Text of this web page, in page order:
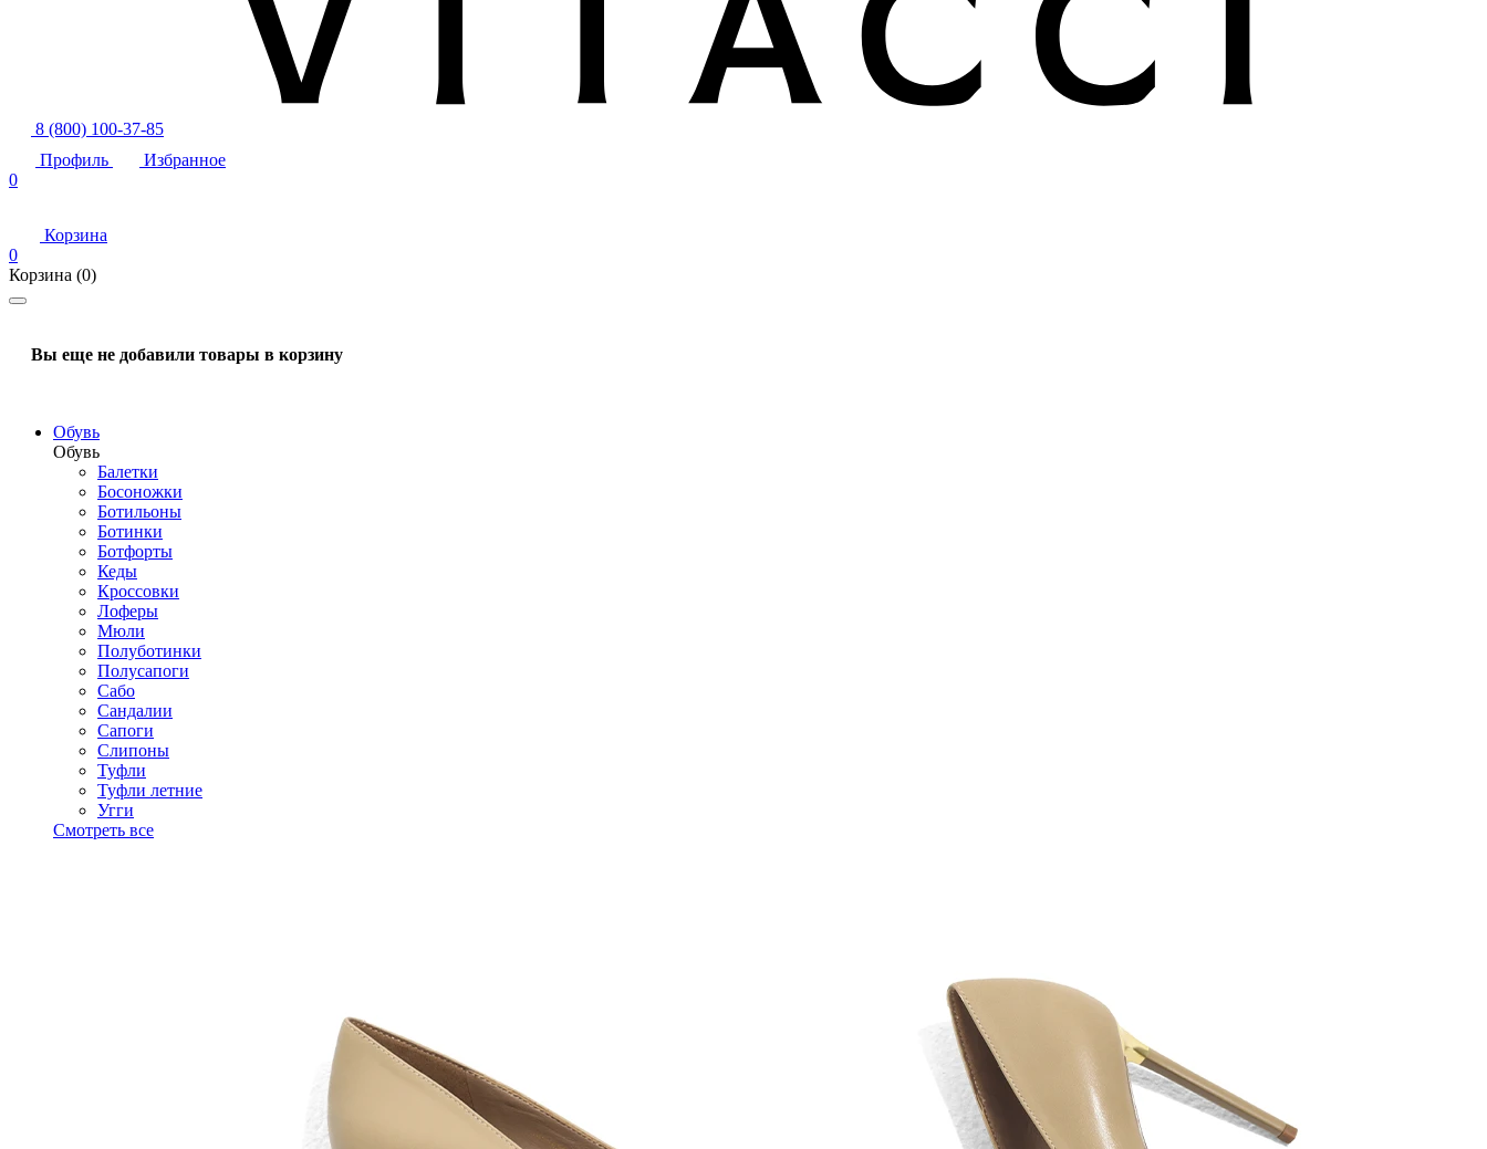
8 (800) 100-37-85
Профиль
Избранное
0
Корзина
0
Корзина (0)
Вы еще не добавили товары в корзину
Обувь
Обувь
Балетки
Босоножки
Ботильоны
Ботинки
Ботфорты
Кеды
Кроссовки
Лоферы
Мюли
Полуботинки
Полусапоги
Сабо
Сандалии
Сапоги
Слипоны
Туфли
Туфли летние
Угги
Смотреть все